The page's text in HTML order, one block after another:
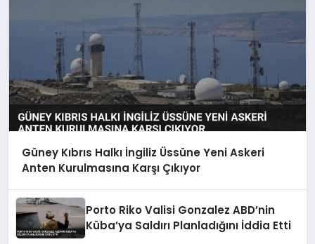
Güney Kıbrıs Halkı İngiliz Üssüne Yeni Askeri
Anten Kurulmasına Karşı Çıkıyor
Porto Riko Valisi Gonzalez ABD’nin
Küba’ya Saldırı Planladığını İddia Etti